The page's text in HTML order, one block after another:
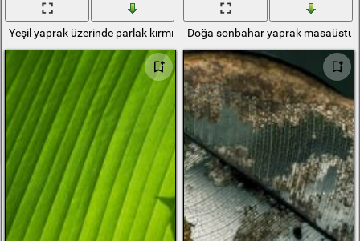
Yeşil yaprak üzerinde parlak kırmızı uğur böceğiDoğa sonbahar yaprak masaüstü